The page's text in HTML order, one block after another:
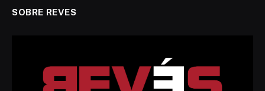
SOBRE REVES